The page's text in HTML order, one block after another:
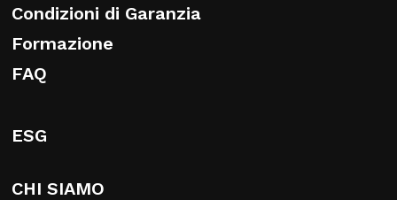
Condizioni di Garanzia
Formazione
FAQ
ESG
CHI SIAMO